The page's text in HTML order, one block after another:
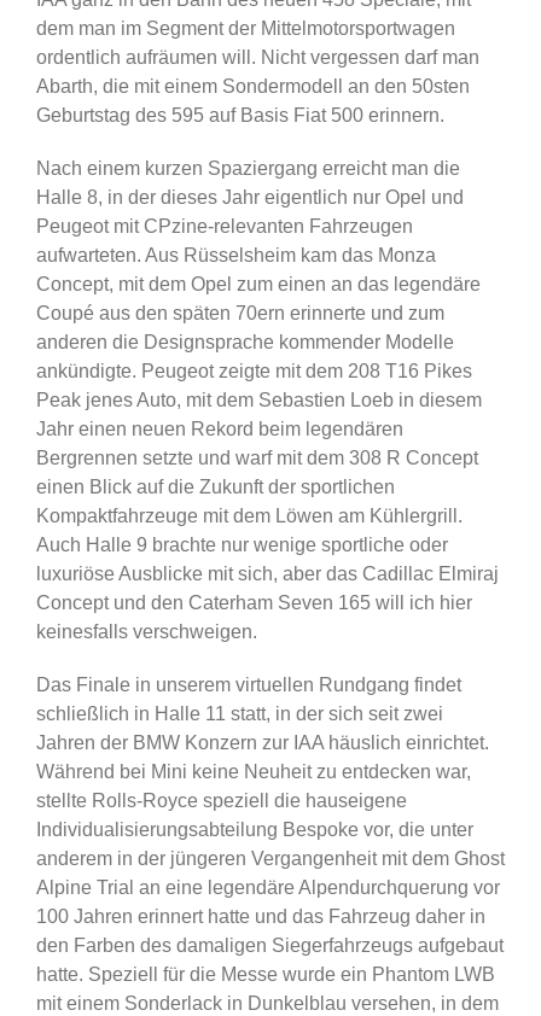
dem man im Segment der Mittelmotorsportwagen
ordentlich aufräumen will. Nicht vergessen darf man
Abarth, die mit einem Sondermodell an den 50sten
Geburtstag des 595 auf Basis Fiat 500 erinnern.
Nach einem kurzen Spaziergang erreicht man die
Halle 8, in der dieses Jahr eigentlich nur Opel und
Peugeot mit CPzine-relevanten Fahrzeugen
aufwarteten. Aus Rüsselsheim kam das Monza
Concept, mit dem Opel zum einen an das legendäre
Coupé aus den späten 70ern erinnerte und zum
anderen die Designsprache kommender Modelle
ankündigte. Peugeot zeigte mit dem 208 T16 Pikes
Peak jenes Auto, mit dem Sebastien Loeb in diesem
Jahr einen neuen Rekord beim legendären
Bergrennen setzte und warf mit dem 308 R Concept
einen Blick auf die Zukunft der sportlichen
Kompaktfahrzeuge mit dem Löwen am Kühlergrill.
Auch Halle 9 brachte nur wenige sportliche oder
luxuriöse Ausblicke mit sich, aber das Cadillac Elmiraj
Concept und den Caterham Seven 165 will ich hier
keinesfalls verschweigen.
Das Finale in unserem virtuellen Rundgang findet
schließlich in Halle 11 statt, in der sich seit zwei
Jahren der BMW Konzern zur IAA häuslich einrichtet.
Während bei Mini keine Neuheit zu entdecken war,
stellte Rolls-Royce speziell die hauseigene
Individualisierungsabteilung Bespoke vor, die unter
anderem in der jüngeren Vergangenheit mit dem Ghost
Alpine Trial an eine legendäre Alpendurchquerung vor
100 Jahren erinnert hatte und das Fahrzeug daher in
den Farben des damaligen Siegerfahrzeugs aufgebaut
hatte. Speziell für die Messe wurde ein Phantom LWB
mit einem Sonderlack in Dunkelblau versehen, in dem